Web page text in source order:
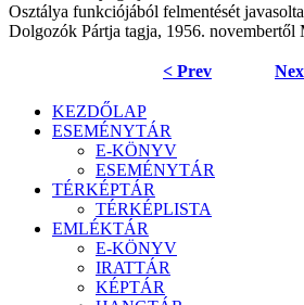
Osztálya funkciójából felmentését
Dolgozók Pártja tagja, 1956. novembertől
< Prev
KEZDŐLAP
ESEMÉNYTÁR
E-KÖNYV
ESEMÉNYTÁR
TÉRKÉPTÁR
TÉRKÉPLISTA
EMLÉKTÁR
E-KÖNYV
IRATTÁR
KÉPTÁR